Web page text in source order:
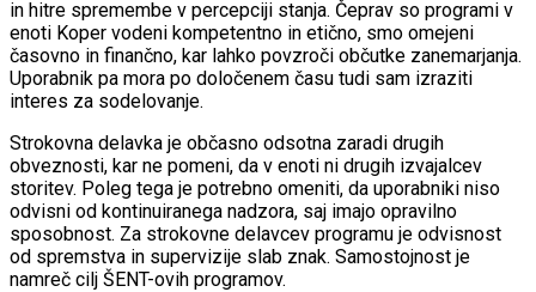
in hitre spremembe v percepciji stanja. Čeprav so programi v
enoti Koper vodeni kompetentno in etično, smo omejeni
časovno in finančno, kar lahko povzroči občutke zanemarjanja.
Uporabnik pa mora po določenem času tudi sam izraziti
interes za sodelovanje.
Strokovna delavka je občasno odsotna zaradi drugih
obveznosti, kar ne pomeni, da v enoti ni drugih izvajalcev
storitev. Poleg tega je potrebno omeniti, da uporabniki niso
odvisni od kontinuiranega nadzora, saj imajo opravilno
sposobnost. Za strokovne delavcev programu je odvisnost
od spremstva in supervizije slab znak. Samostojnost je
namreč cilj ŠENT-ovih programov.